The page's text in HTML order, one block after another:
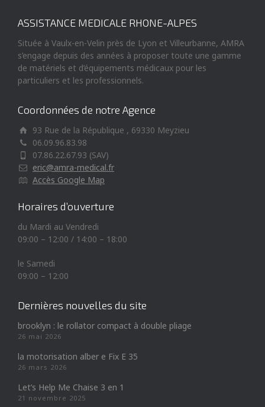
ASSISTANCE MEDICALE RHONE-ALPES
Située à Vaulx-en-Velin près de Lyon et Villeurbanne, AMRA
s’engage depuis des années à proposer toute une gamme
de matériels et d’équipements médicaux pour les
particuliers et les professionnels.
Coordonnées de notre Agence
93 Rue de la République , 69330 Meyzieu
06.09.96.83.98
07.86.22.67.93 (SAV)
eric@amra-medical.fr
Accès Google Map
Horaires d’ouverture
du Mardi au Vendredi
09:00 – 12:00 / 14:00 – 18:00
le Samedi
09:00 – 12:00
Dernières nouvelles du site
brooklyn : le rollator compact à double pliage
26 mai 2026
la motorisation alber e Fix E 35
26 mars 2026
Let’s Help Me Chaise 3 en 1
21 novembre 2025